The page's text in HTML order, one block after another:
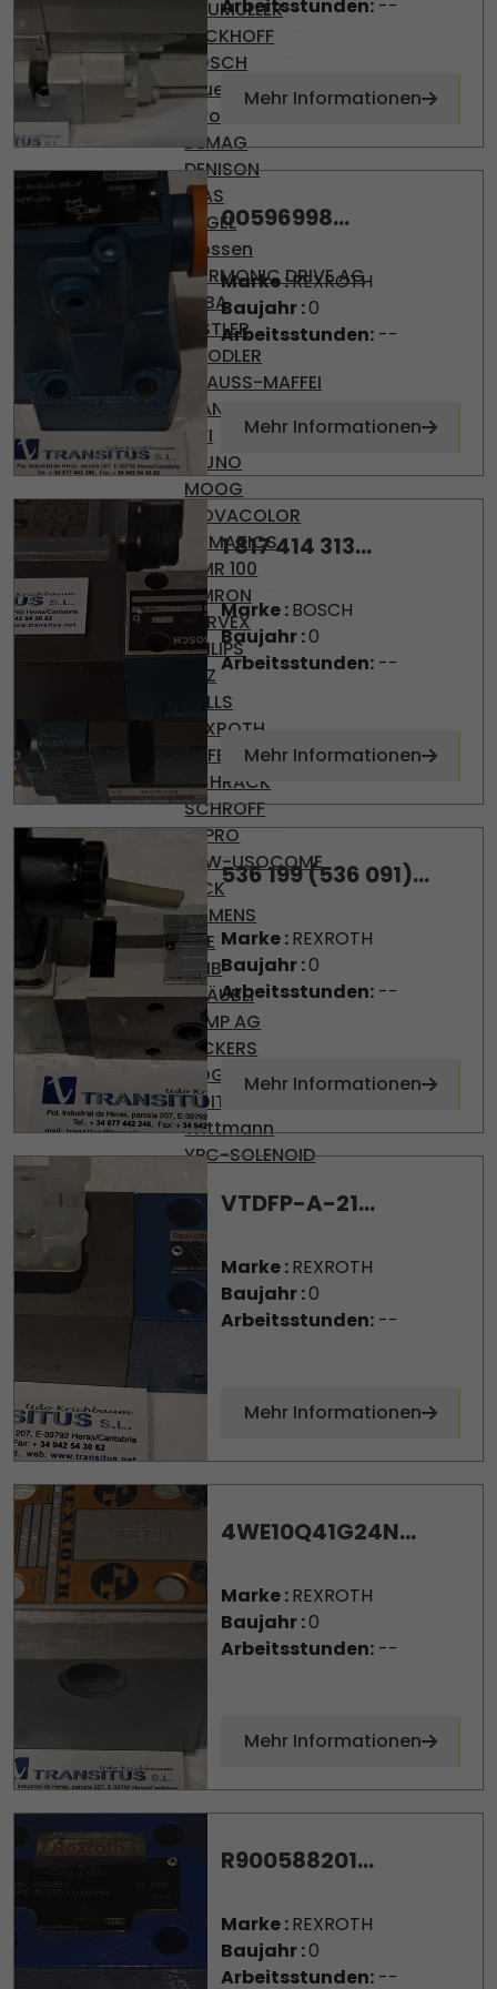
BAUMULLER
BECKHOFF
BOSCH
Brueninghaus
Hydromatik
DEMAG
DENISON
DIAS
ENGEL
Gossen
HARMONIC DRIVE AG
KEBA
KISTLER
KNODLER
KRAUSS-MAFFEI
MANNESMAN
MFI
MIJNO
MOOG
MOVACOLOR
NUMATICS
OMR 100
OMRON
PARVEX
PHILIPS
PILZ
PULLS
REXROTH
SAFEMASTER
SCHRACK
SCHROFF
SEPRO
SEW-USOCOME
SICK
SIEMENS
SKE
SMB
STÄUBLI
TEMP AG
VICKERS
VOGEL
VOITH
Wittmann
YPC-SOLENOID
Arbeitsstunden:--
Mehr Informationen
00596998...
Marke :REXROTH
Baujahr :0
Arbeitsstunden:--
Mehr Informationen
1 817 414 313...
Marke :BOSCH
Baujahr :0
Arbeitsstunden:--
Mehr Informationen
536 199 (536 091)...
Marke :REXROTH
Baujahr :0
Arbeitsstunden:--
Mehr Informationen
VTDFP-A-21...
Marke :REXROTH
Baujahr :0
Arbeitsstunden:--
Mehr Informationen
4WE10Q41G24N...
Marke :REXROTH
Baujahr :0
Arbeitsstunden:--
Mehr Informationen
R900588201...
Marke :REXROTH
Baujahr :0
Arbeitsstunden:--